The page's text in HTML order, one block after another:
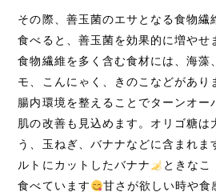
その際、善玉菌のエサとなる食物繊
食べると、善玉菌を効果的に増やせ
食物繊維を多く含む食材には、海藻
モ、こんにゃく、きのこなどがあり
腸内環境を整えることでターンオー
肌の改善も見込めます。オリゴ糖は
う、玉ねぎ、バナナなどに含まれま
ルトにカットしたバナナ
ときなこ
食べています
甘さが欲しい時や食